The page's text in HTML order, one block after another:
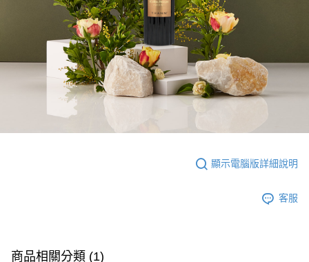
顯示電腦版詳細說明
客服
商品相關分類 (1)